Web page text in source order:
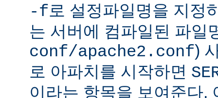
-f로 설정파일명을 지정
는 서버에 컴파일된 파일
conf/apache2.conf)
로 아파치를 시작하면
이라는 항목을 보여준다.